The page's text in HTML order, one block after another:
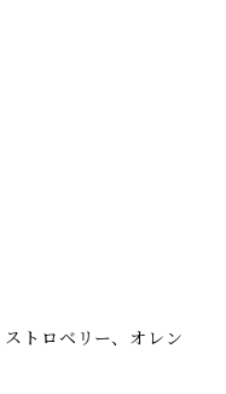
トロベリー、オレン